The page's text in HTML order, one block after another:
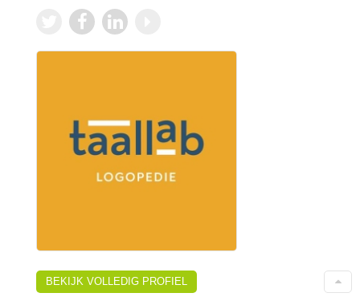
BEKIJK VOLLEDIG PROFIEL